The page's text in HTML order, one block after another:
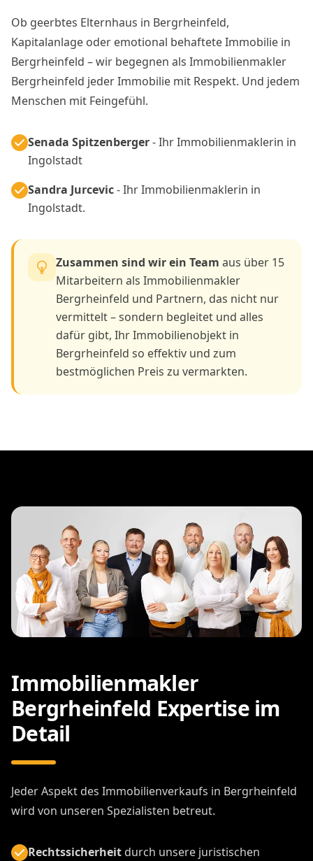
Ob geerbtes Elternhaus in Bergrheinfeld,
Kapitalanlage oder emotional behaftete Immobilie in
Bergrheinfeld – wir begegnen als Immobilienmakler
Bergrheinfeld jeder Immobilie mit Respekt. Und jedem
Menschen mit Feingefühl.
Senada Spitzenberger- Ihr Immobilienmaklerin in
Ingolstadt
Sandra Jurcevic- Ihr Immobilienmaklerin in
Ingolstadt.
Zusammen sind wir ein Team aus über 15
Mitarbeitern als Immobilienmakler
Bergrheinfeld und Partnern, das nicht nur
vermittelt – sondern begleitet und alles
dafür gibt, Ihr Immobilienobjekt in
Bergrheinfeld so effektiv und zum
bestmöglichen Preis zu vermarkten.
Immobilienmakler
Bergrheinfeld Expertise im
Detail
Jeder Aspekt des Immobilienverkaufs in Bergrheinfeld
wird von unseren Spezialisten betreut.
Rechtssicherheitdurch unsere juristischen